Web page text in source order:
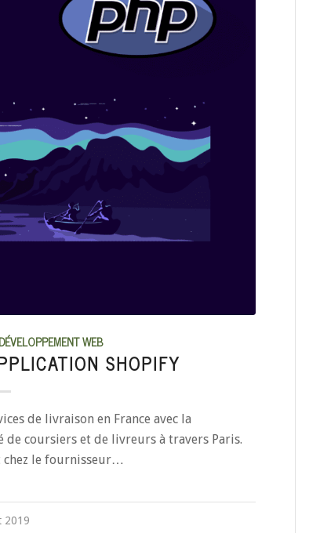
DÉVELOPPEMENT WEB
SHOPIFY
de livraison en France avec la
coursiers et de livreurs à travers Paris.
chez le fournisseur…
2019